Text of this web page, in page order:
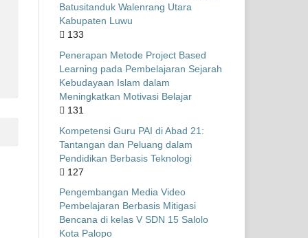
Batusitanduk Walenrang Utara
Kabupaten Luwu
133
Penerapan Metode Project Based
Learning pada Pembelajaran Sejarah
Kebudayaan Islam dalam
Meningkatkan Motivasi Belajar
131
Kompetensi Guru PAI di Abad 21:
Tantangan dan Peluang dalam
Pendidikan Berbasis Teknologi
127
Pengembangan Media Video
Pembelajaran Berbasis Mitigasi
Bencana di kelas V SDN 15 Salolo
Kota Palopo